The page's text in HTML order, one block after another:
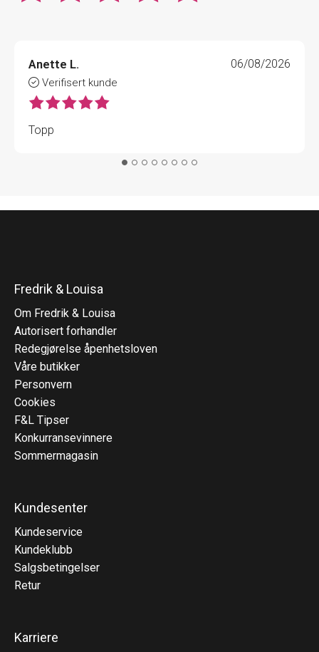
Anette L.
Verifisert kunde
06/08/2026
Topp
Fredrik & Louisa
Om Fredrik & Louisa
Autorisert forhandler
Redegjørelse åpenhetsloven
Våre butikker
Personvern
Cookies
F&L Tipser
Konkurransevinnere
Sommermagasin
Kundesenter
Kundeservice
Kundeklubb
Salgsbetingelser
Retur
Karriere